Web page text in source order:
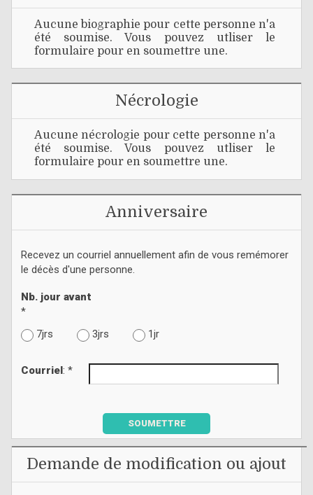
Aucune biographie pour cette personne n'a
été soumise. Vous pouvez utliser le
formulaire pour en soumettre une.
Nécrologie
Aucune nécrologie pour cette personne n'a
été soumise. Vous pouvez utliser le
formulaire pour en soumettre une.
Anniversaire
Recevez un courriel annuellement afin de vous remémorer
le décès d'une personne.
Nb. jour avant
*
7jrs
3jrs 1jr
Courriel : *
SOUMETTRE
Demande de modification ou ajout